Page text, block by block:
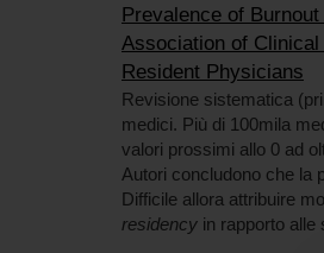
Prevalence of
Association of
Resident Physicians
Revisione sistematica
medici. Più di 100mila
valori prossimi allo 0 ad
Autori concludono che la
Difficile allora attribuire
residency in rapporto alle